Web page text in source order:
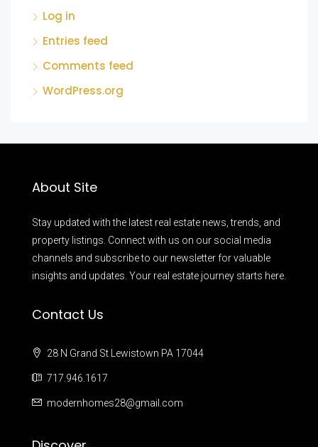
Log in
Entries feed
Comments feed
WordPress.org
About Site
Stay updated with the latest real estate news, trends, and
property listings. Connect with us on our social media
channels and subscribe to our newsletter for valuable
insights and updates. Your real estate journey starts here.
Contact Us
28 N Grand St Lewistown PA 17044
717.946.1617
modernhomes28@gmail.com